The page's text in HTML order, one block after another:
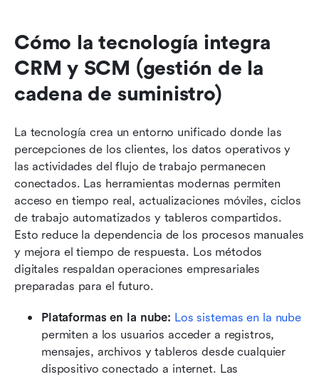
Cómo la tecnología integra
CRM y SCM (gestión de la
cadena de suministro)
La tecnología crea un entorno unificado donde las
percepciones de los clientes, los datos operativos y
las actividades del flujo de trabajo permanecen
conectados. Las herramientas modernas permiten
acceso en tiempo real, actualizaciones móviles, ciclos
de trabajo automatizados y tableros compartidos.
Esto reduce la dependencia de los procesos manuales
y mejora el tiempo de respuesta. Los métodos
digitales respaldan operaciones empresariales
preparadas para el futuro.
Plataformas en la nube: Los sistemas en la nube
permiten a los usuarios acceder a registros,
mensajes, archivos y tableros desde cualquier
dispositivo conectado a internet. Las